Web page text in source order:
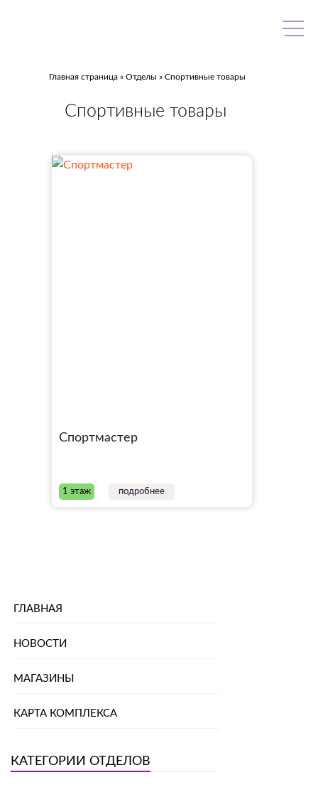
Главная страница » Отделы » Спортивные товары
Спортивные товары
Спортмастер
1 этаж подробнее
ГЛАВНАЯ
НОВОСТИ
МАГАЗИНЫ
КАРТА КОМПЛЕКСА
КАТЕГОРИИ ОТДЕЛОВ